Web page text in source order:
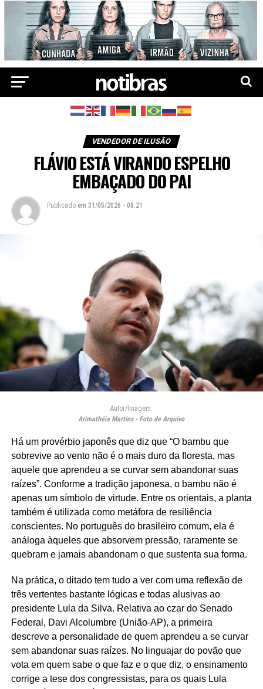
VENDEDOR DE ILUSÃO
FLÁVIO ESTÁ VIRANDO ESPELHO
EMBAÇADO DO PAI
Publicado em 31/05/2026 - 08:21
Autor/Imagem:
Arimathéia Martins - Foto de Arquivo
Há um provérbio japonês que diz que “O bambu que
sobrevive ao vento não é o mais duro da floresta, mas
aquele que aprendeu a se curvar sem abandonar suas
raízes”. Conforme a tradição japonesa, o bambu não é
apenas um símbolo de virtude. Entre os orientais, a planta
também é utilizada como metáfora de resiliência
conscientes. No português do brasileiro comum, ela é
análoga àqueles que absorvem pressão, raramente se
quebram e jamais abandonam o que sustenta sua forma.
Na prática, o ditado tem tudo a ver com uma reflexão de
três vertentes bastante lógicas e todas alusivas ao
presidente Lula da Silva. Relativa ao czar do Senado
Federal, Davi Alcolumbre (União-AP), a primeira
descreve a personalidade de quem aprendeu a se curvar
sem abandonar suas raízes. No linguajar do povão que
vota em quem sabe o que faz e o que diz, o ensinamento
corrige a tese dos congressistas, para os quais Lula